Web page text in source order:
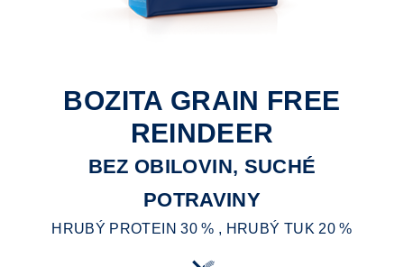
BOZITA GRAIN FREE
REINDEER
BEZ OBILOVIN, SUCHÉ
POTRAVINY
HRUBÝ PROTEIN 30 % , HRUBÝ TUK 20 %